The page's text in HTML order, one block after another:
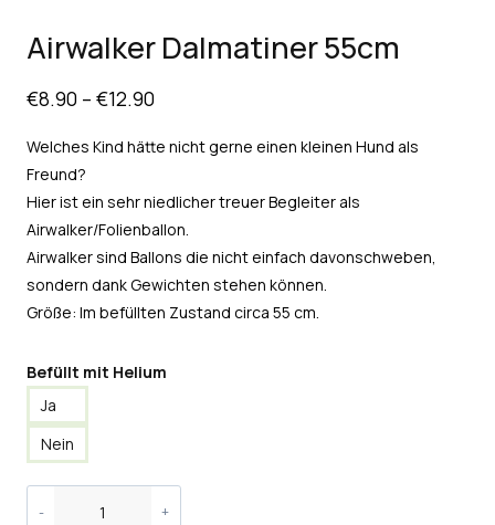
Airwalker Dalmatiner 55cm
€8.90 – €12.90
Welches Kind hätte nicht gerne einen kleinen Hund als
Freund?
Hier ist ein sehr niedlicher treuer Begleiter als
Airwalker/Folienballon.
Airwalker sind Ballons die nicht einfach davonschweben,
sondern dank Gewichten stehen können.
Größe: Im befüllten Zustand circa 55 cm.
Befüllt mit Helium
Ja
Nein